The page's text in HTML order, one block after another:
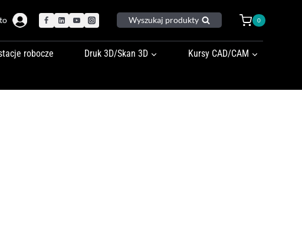
Wyszukaj produkty 0
robocze Druk 3D/Skan 3D Kursy CAD/CAM